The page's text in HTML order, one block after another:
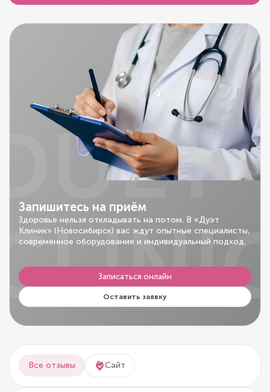
Запишитесь на приём
Здоровье нельзя откладывать на потом. В «Дуэт
Клиник» (Новосибирск) вас ждут опытные специалисты,
современное оборудование и индивидуальный подход.
Записаться онлайн
Оставить заявку
Все отзывы Сайт